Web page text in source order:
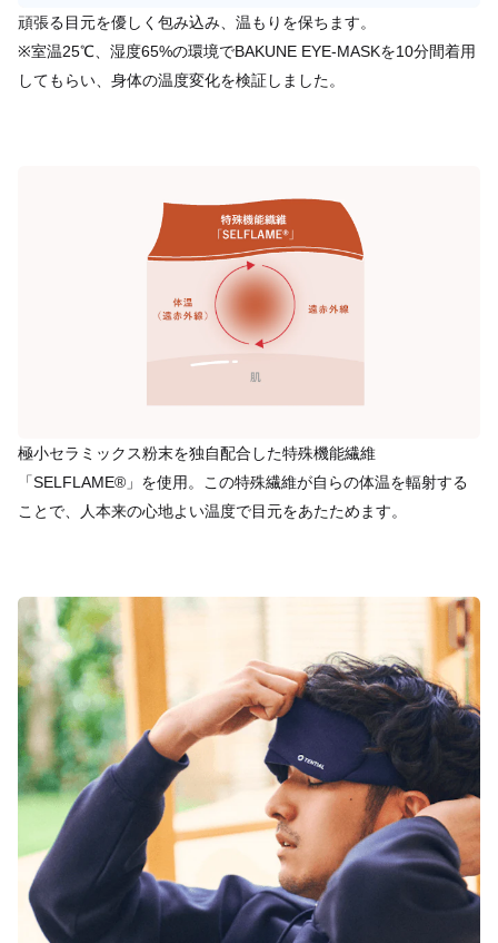
頑張る目元を優しく包み込み、温もりを保ちます。
※室温25℃、湿度65%の環境でBAKUNE EYE-MASKを10分間着用
してもらい、身体の温度変化を検証しました。
極小セラミックス粉末を独自配合した特殊機能繊維
「SELFLAME®︎」を使用。この特殊繊維が自らの体温を輻射する
ことで、人本来の心地よい温度で目元をあたためます。